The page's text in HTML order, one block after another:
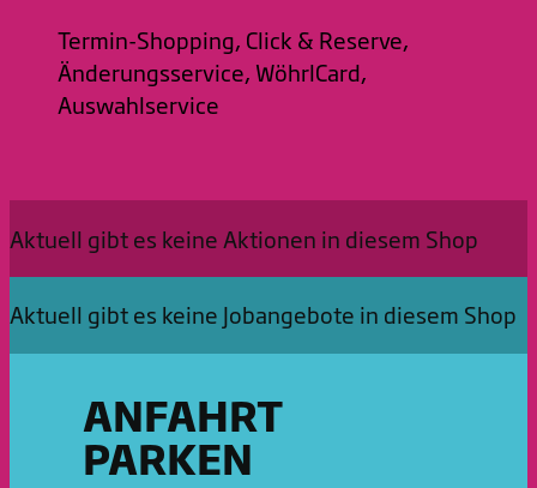
Termin-Shopping, Click & Reserve,
Änderungsservice, WöhrlCard,
Auswahlservice
Aktuell gibt es keine Aktionen in diesem Shop
Aktuell gibt es keine Jobangebote in diesem Shop
ANFAHRT
PARKEN